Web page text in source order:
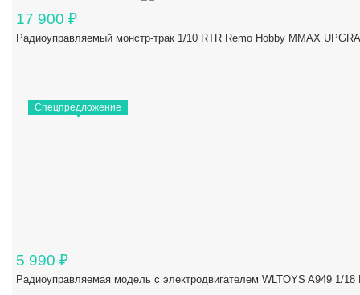
17 900 ₽
Радиоуправляемый монстр-трак 1/10 RTR Remo Hobby MMAX
Спецпредложение
5 990 ₽
Радиоуправляемая модель с электродвигателем WLTOYS A949 1/